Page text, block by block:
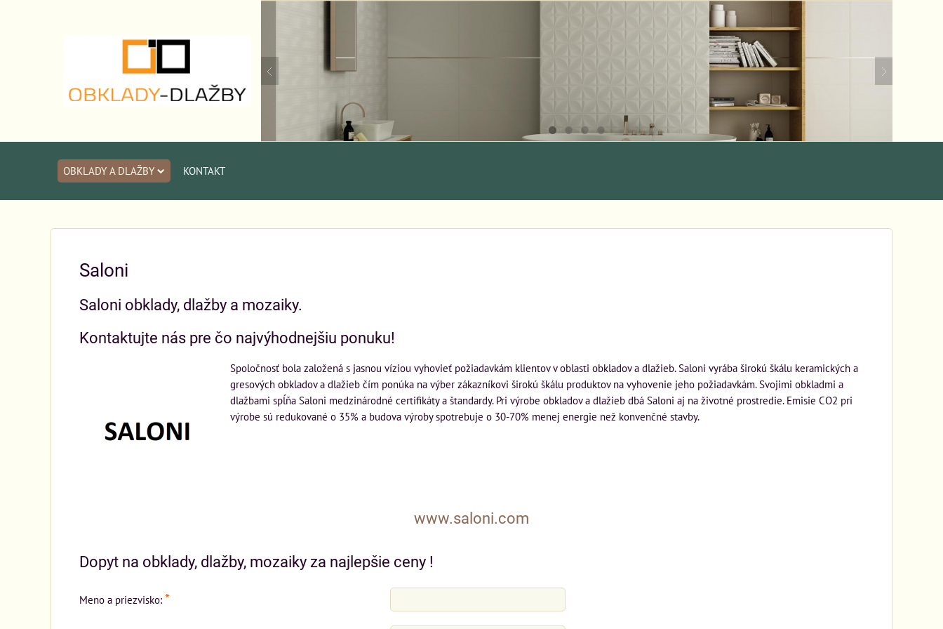
OBKLADY A DLAŽBY KONTAKT
Saloni
Saloni obklady, dlažby a mozaiky.
Kontaktujte nás pre čo najvýhodnejšiu ponuku!
Spoločnosť bola založená s jasnou víziou vyhovieť požiadavkám klientov v oblasti obkladov a dlažieb. Saloni vyrába širokú škálu keramických a
gresových obkladov a dlažieb čím ponúka na výber zákazníkovi širokú škálu produktov na vyhovenie jeho požiadavkám. Svojimi obkladmi a
dlažbami spĺňa Saloni medzinárodné certifikáty a štandardy. Pri výrobe obkladov a dlažieb dbá Saloni aj na životné prostredie. Emisie CO2 pri
výrobe sú redukované o 35% a budova výroby spotrebuje o 30-70% menej energie než konvenčné stavby.
www.saloni.com
Dopyt na obklady, dlažby, mozaiky za najlepšie ceny !
Meno a priezvisko: *